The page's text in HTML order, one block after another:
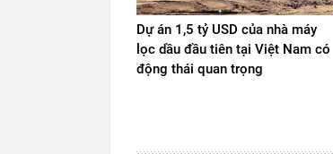
Dự án 1,5 tỷ USD của nhà máy
lọc dầu đầu tiên tại Việt Nam có
động thái quan trọng